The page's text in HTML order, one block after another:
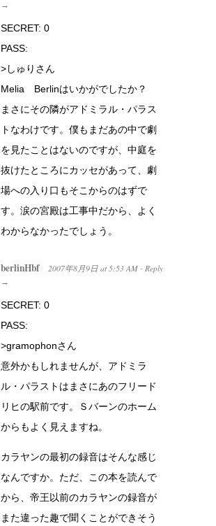
→
SECRET: 0
PASS:
>しゅりさん
Melia Berlinはいかがでしたか？
まさにその隣がアドミラル・パラス
トなわけです。僕もまだあの中で劇
を見たことはないのですが、中庭を
抜けたところにカッセがあって、劇
場への入り口もそこからのはずで
す。涙の宮殿は工事中だから、よく
わからなかったでしょう。
berlinHbf 2007年8月9日 at 5:53 AM · Reply
→
SECRET: 0
PASS:
>gramophonさん
意外かもしれませんが、アドミラ
ル・パラストはまさにあのフリード
リヒの駅前です。Ｓバーンのホーム
からもよく見えますね。
カラヤンの最初の録音はそんな感じ
なんですか。ただ、この本を読んで
から、帝王以前のカラヤンの録音が
また違った趣で聞くことができそう